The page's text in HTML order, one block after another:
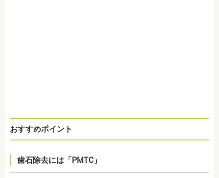
おすすめポイント
歯石除去には「PMTC」